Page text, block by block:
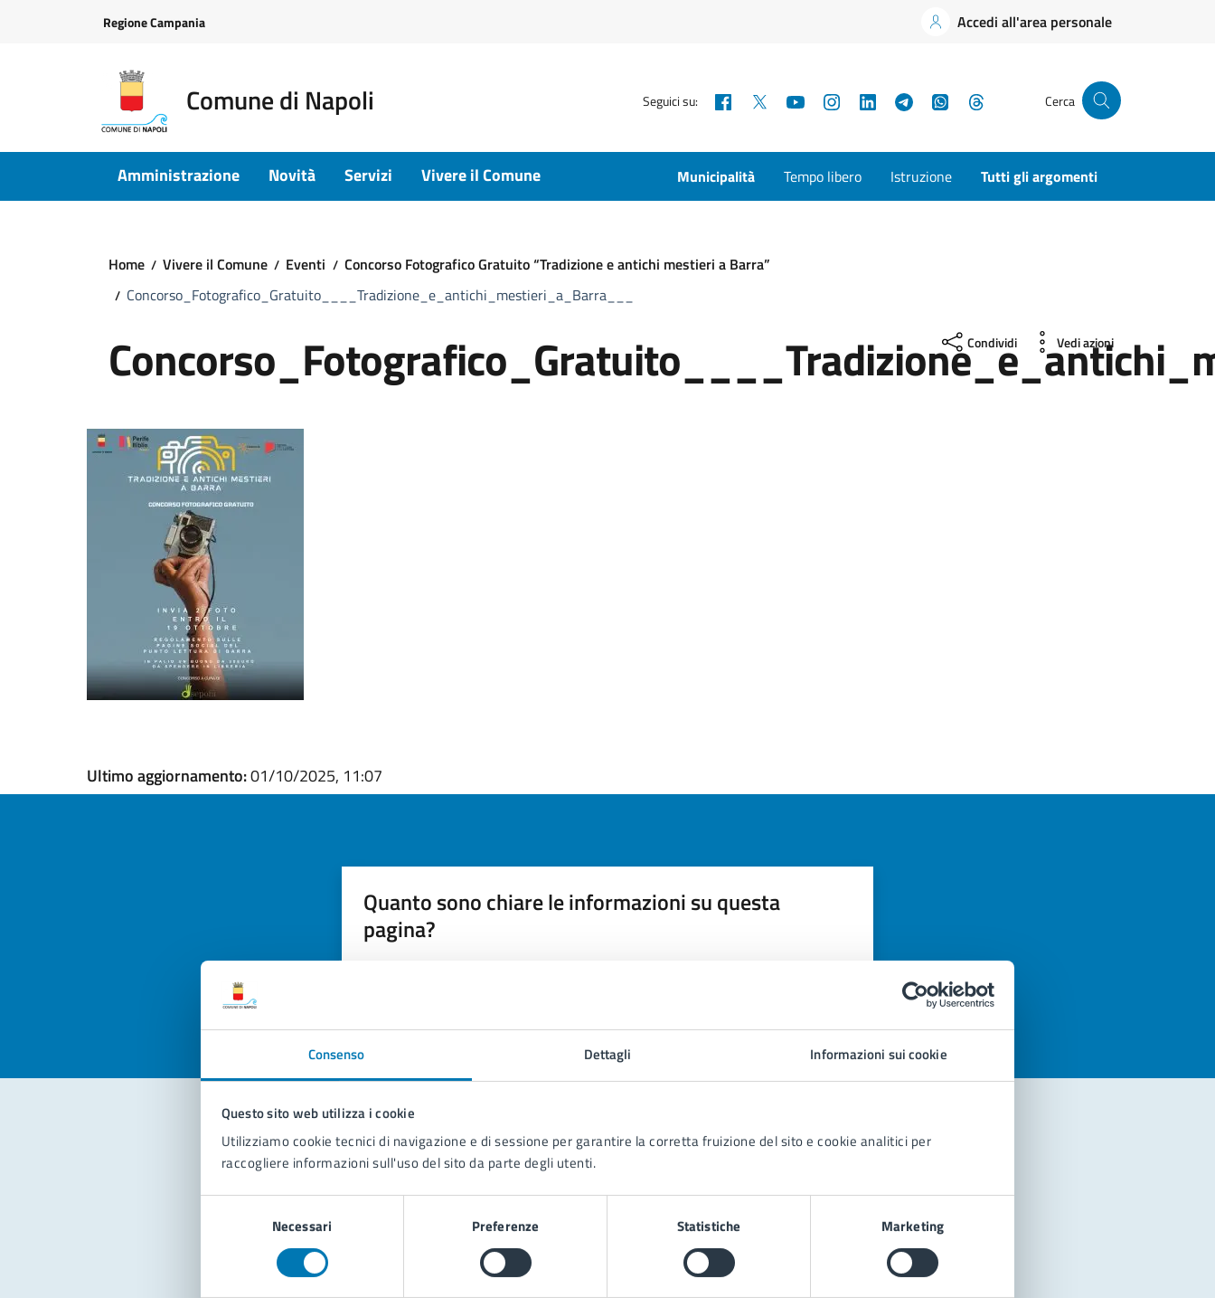
Consenso Dettagli Informazioni sui cookie
Questo sito web utilizza i cookie
Utilizziamo cookie tecnici di navigazione e di sessione per garantire la corretta fruizione del sito e cookie analitici per
raccogliere informazioni sull'uso del sito da parte degli utenti.
Necessari Preferenze Statistiche Marketing
Regione Campania Accedi all'area personale
Comune di Napoli Seguici su: Facebook YouTubeInstagramLinkedInTelegramWhatsApp Cerca
Amministrazione Novità Servizi Vivere il Comune Municipalità Tempo libero Istruzione Tutti gli argomenti
Home Vivere il Comune Eventi
Concorso Fotografico Gratuito “Tradizione e antichi mestieri a Barra”
Concorso_Fotografico_Gratuito____Tradizione_e_antichi_mestieri_a_Barra___
Condividi Vedi azioni
Ultimo aggiornamento:01/10/2025, 11:07
Quanto sono chiare le informazioni su questa
pagina?
Contatta il comune
Leggi le domande frequenti
Richiedi assistenza
Prenota appuntamento